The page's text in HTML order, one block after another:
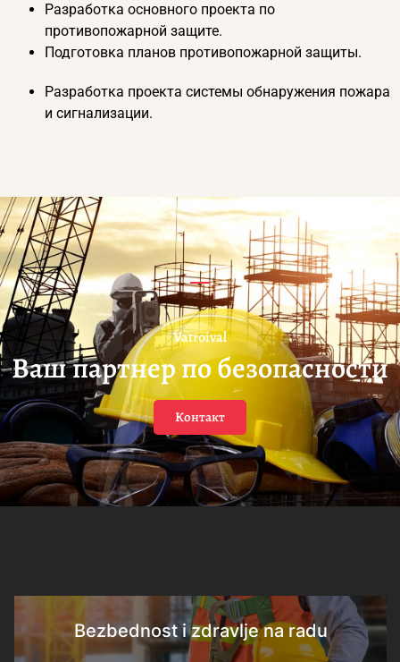
Разработка основного проекта по
противопожарной защите.
Подготовка планов противопожарной защиты.
Разработка проекта системы обнаружения пожара
и сигнализации.
Vatroival
Ваш партнер по безопасности
Контакт
Bezbednost i zdravlje na radu